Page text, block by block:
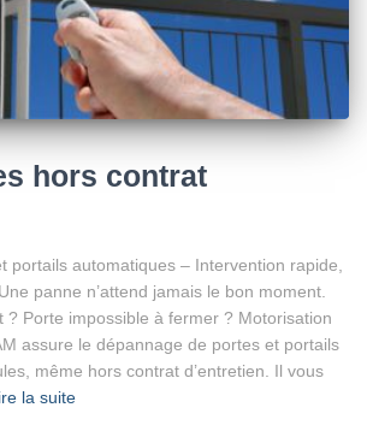
hors contrat
portails automatiques – Intervention rapide,
panne n’attend jamais le bon moment.
? Porte impossible à fermer ? Motorisation
assure le dépannage de portes et portails
même hors contrat d’entretien. Il vous
la suite